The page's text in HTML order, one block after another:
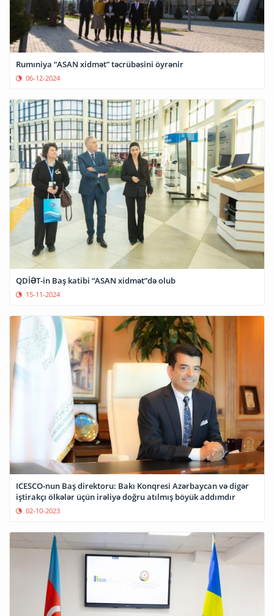
Rumıniya “ASAN xidmət” təcrübəsini öyrənir
06-12-2024
QDİƏT-in Baş katibi “ASAN xidmət”də olub
15-11-2024
ICESCO-nun Baş direktoru: Bakı Konqresi Azərbaycan və digər
iştirakçı ölkələr üçün irəliyə doğru atılmış böyük addımdır
02-10-2023